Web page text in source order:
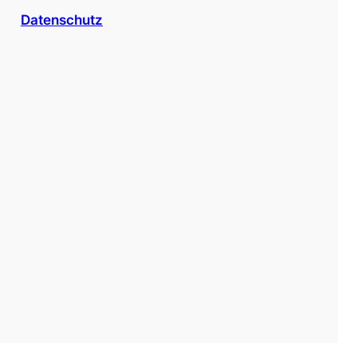
Datenschutz